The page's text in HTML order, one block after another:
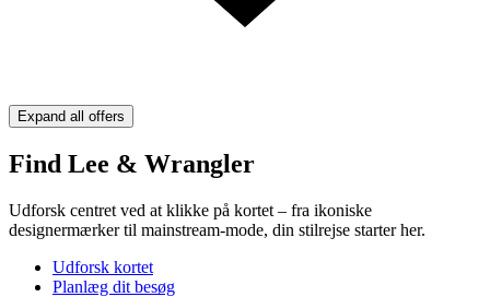
Expand all offers
Find Lee & Wrangler
Udforsk centret ved at klikke på kortet – fra ikoniske
designermærker til mainstream-mode, din stilrejse starter her.
Udforsk kortet
Planlæg dit besøg